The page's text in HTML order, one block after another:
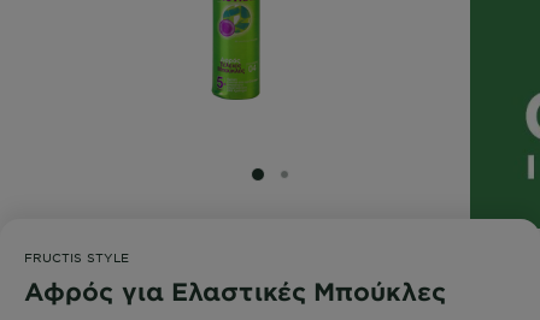
SLIDE 1
SLIDE 2
FRUCTIS STYLE
Αφρός για Ελαστικές Μπούκλες